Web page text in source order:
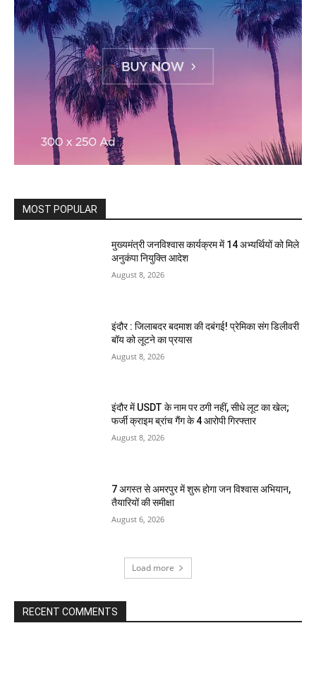
MOST POPULAR
मुख्यमंत्री जनविश्वास कार्यक्रम में 14 अभ्यर्थियों को मिले
अनुकंपा नियुक्ति आदेश
August 8, 2026
इंदौर : जिलाबदर बदमाश की दबंगई! प्रेमिका संग डिलीवरी
बॉय को लूटने का प्रयास
August 8, 2026
इंदौर में USDT के नाम पर ठगी नहीं, सीधे लूट का खेल;
फर्जी क्राइम ब्रांच गैंग के 4 आरोपी गिरफ्तार
August 8, 2026
7 अगस्त से अमरपुर में शुरू होगा जन विश्वास अभियान,
तैयारियों की समीक्षा
August 6, 2026
Load more
RECENT COMMENTS